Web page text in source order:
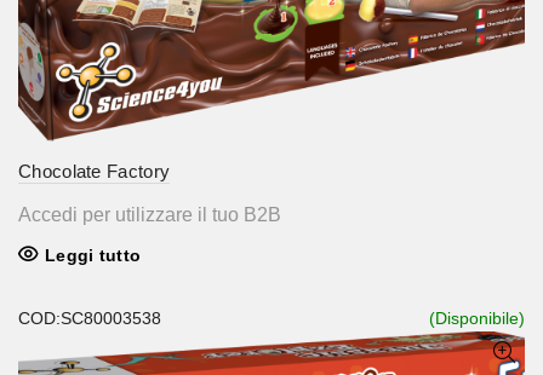
Chocolate Factory
Accedi per utilizzare il tuo B2B
Leggi tutto
COD:SC80003538 (Disponibile)